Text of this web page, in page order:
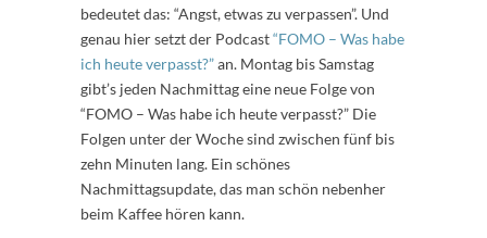
bedeutet das: “Angst, etwas zu verpassen”. Und
genau hier setzt der Podcast“FOMO – Was habe
ich heute verpasst?”an. Montag bis Samstag
gibt’s jeden Nachmittag eine neue Folge von
“FOMO – Was habe ich heute verpasst?” Die
Folgen unter der Woche sind zwischen fünf bis
zehn Minuten lang. Ein schönes
Nachmittagsupdate, das man schön nebenher
beim Kaffee hören kann.